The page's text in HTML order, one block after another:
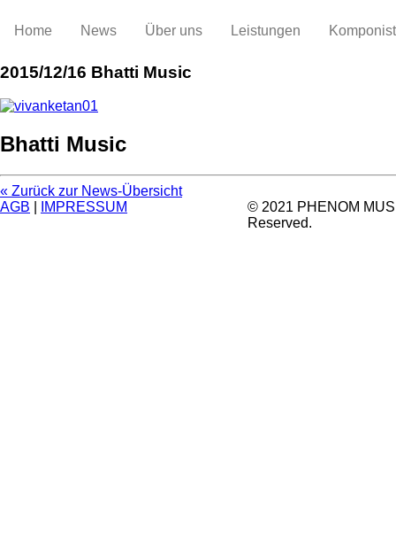
Home News Über uns Leistungen
2015/12/16 Bhatti Music
Bhatti Music
« Zurück zur News-Übersicht
AGB
IMPRESSUM
© 2021 PHENOM
Reserved.